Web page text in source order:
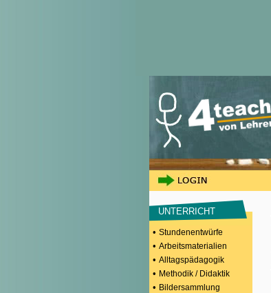
UNTERRICHT
• Stundenentwürfe
• Arbeitsmaterialien
• Alltagspädagogik
• Methodik / Didaktik
• Bildersammlung